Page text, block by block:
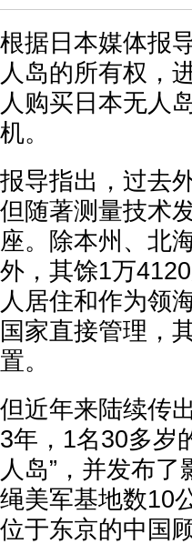
根据日本媒体报
人岛的所有权，
人购买日本无人
机。
报导指出，过去
但随著测量技术
座。除本州、北
外，其馀1万
人居住和作为领
国家直接管理，
置。
但近年来陆续传
3年，1名30多岁
人岛”，并发布
绳美军基地数10
位于东京的中国